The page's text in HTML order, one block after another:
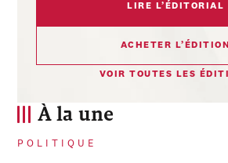
À la une
POLITIQUE
LIRE L’ÉDITORIAL
ACHETER L’ÉDITION
VOIR TOUTES LES